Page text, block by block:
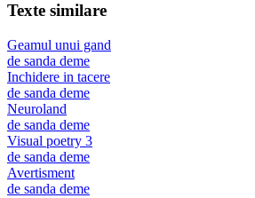
Texte similare
Geamul unui gand
de sanda deme
Inchidere in tacere
de sanda deme
Neuroland
de sanda deme
Visual poetry 3
de sanda deme
Avertisment
de sanda deme